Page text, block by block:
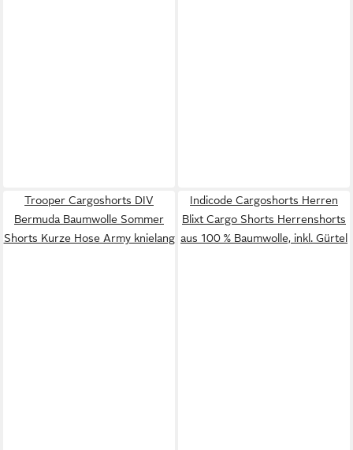
Trooper Cargoshorts DIV
Bermuda Baumwolle Sommer
Shorts Kurze Hose Army knielang
Indicode Cargoshorts Herren
Blixt Cargo Shorts Herrenshorts
aus 100 % Baumwolle, inkl. Gürtel